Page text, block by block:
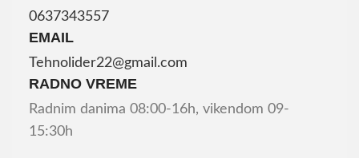
0637343557
EMAIL
Tehnolider22@gmail.com
RADNO VREME
Radnim danima 08:00-16h, vikendom 09-
15:30h